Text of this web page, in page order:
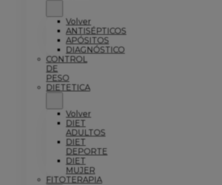
Volver
ANTISÉPTICOS
APÓSITOS
DIAGNÓSTICO
CONTROL
DE
PESO
DIETETICA
Volver
DIET
ADULTOS
DIET
DEPORTE
DIET
MUJER
FITOTERAPIA